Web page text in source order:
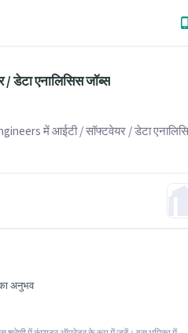
एनालिसिस जॉब्स
में आईटी / सॉफ्टवेयर / डेटा
क्षेत्र में तत्काल रिक्तियां हैं।
अनुभव